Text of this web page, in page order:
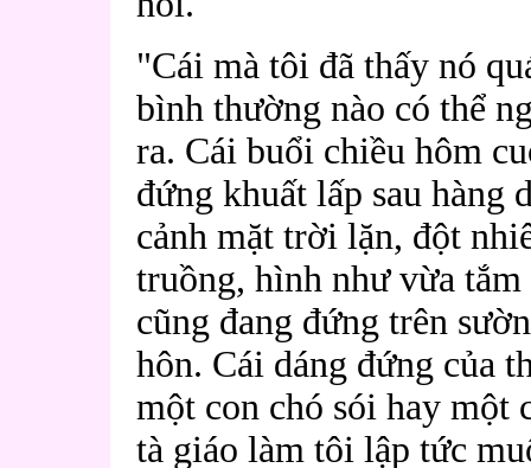
"Cái mà tôi đã thấy nó
bình thường nào có thể
ra. Cái buổi chiều hôm
đứng khuất lấp sau hàng
cảnh mặt trời lặn, đột
truồng, hình như vừa
cũng đang đứng trên
hôn. Cái dáng đứng của
một con chó sói hay một
tà giáo làm tôi lập tức